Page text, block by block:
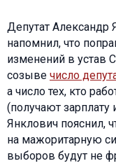
Депутат Александр
напомнил, что
изменений в устав
созыве число
а число тех, кто
(получают
Янклович пояснил,
на мажоритарную
выборов будут не